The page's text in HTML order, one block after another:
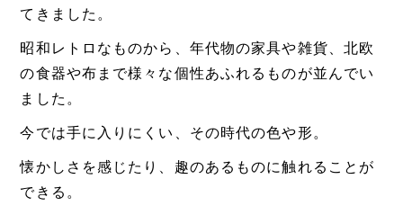
てきました。
昭和レトロなものから、年代物の家具や雑貨、北欧
の食器や布まで様々な個性あふれるものが並んでい
ました。
今では手に入りにくい、その時代の色や形。
懐かしさを感じたり、趣のあるものに触れることが
できる。